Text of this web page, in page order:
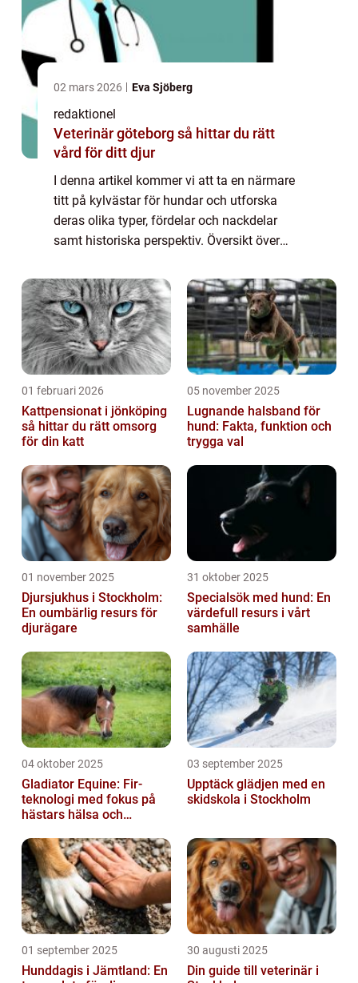
02 mars 2026 Eva Sjöberg
redaktionel
Veterinär göteborg så hittar du rätt
vård för ditt djur
I denna artikel kommer vi att ta en närmare
titt på kylvästar för hundar och utforska
deras olika typer, fördelar och nackdelar
samt historiska perspektiv. Översikt över
speciellt utformade klädesplagg som h...
01 februari 2026
Kattpensionat i jönköping
så hittar du rätt omsorg
för din katt
05 november 2025
Lugnande halsband för
hund: Fakta, funktion och
trygga val
01 november 2025
Djursjukhus i Stockholm:
En oumbärlig resurs för
djurägare
31 oktober 2025
Specialsök med hund: En
värdefull resurs i vårt
samhälle
04 oktober 2025
Gladiator Equine: Fir-
teknologi med fokus på
hästars hälsa och
03 september 2025
Upptäck glädjen med en
skidskola i Stockholm
01 september 2025
Hunddagis i Jämtland: En
30 augusti 2025
Din guide till veterinär i